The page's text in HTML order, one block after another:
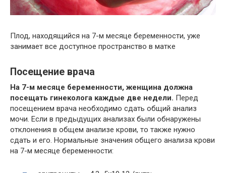
Плод, находящийся на 7-м месяце беременности, уже
занимает все доступное пространство в матке
Посещение врача
На 7-м месяце беременности, женщина должна
посещать гинеколога каждые две недели. Перед
посещением врача необходимо сдать общий анализ
мочи. Если в предыдущих анализах были обнаружены
отклонения в общем анализе крови, то также нужно
сдать и его. Нормальные значения общего анализа крови
на 7-м месяце беременности: